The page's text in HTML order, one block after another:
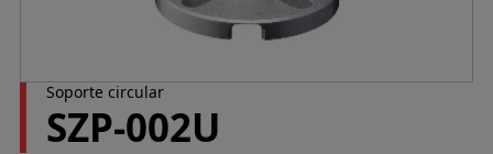
Soporte circular
SZP-002U